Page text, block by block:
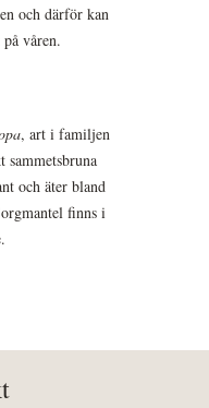
och därför kan
våren.
, art i familjen
och äter bland
finns i